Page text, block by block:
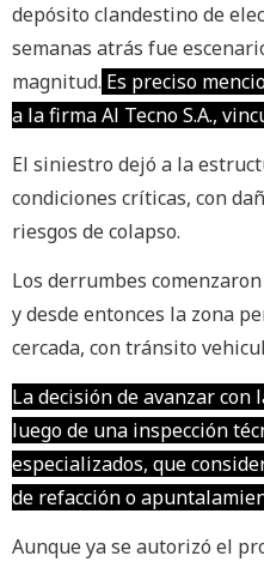
depósito clandestino de
semanas atrás fue
magnitud. Es preciso
a la firma Al Tecno S.A.,
El siniestro dejó a la
condiciones críticas, con
riesgos de colapso.
Los derrumbes
y desde entonces la zona
cercada, con tránsito
La decisión de avanzar
luego de una inspección
especializados, que
de refacción o
Aunque ya se autorizó el